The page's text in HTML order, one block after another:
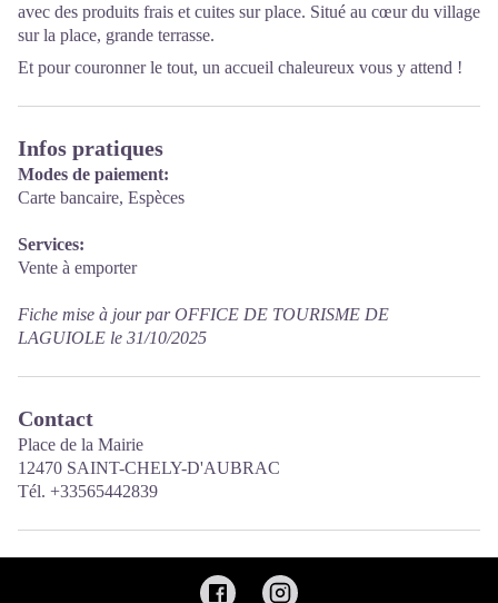
avec des produits frais et cuites sur place. Situé au cœur du village
sur la place, grande terrasse.
Et pour couronner le tout, un accueil chaleureux vous y attend !
Infos pratiques
Modes de paiement:
Carte bancaire, Espèces
Services:
Vente à emporter
Fiche mise à jour par OFFICE DE TOURISME DE
LAGUIOLE le 31/10/2025
Contact
Place de la Mairie
12470 SAINT-CHELY-D'AUBRAC
Tél. +33565442839